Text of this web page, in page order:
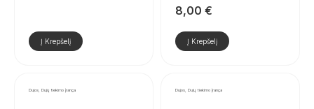
Į Krepšelį
8,00 €
Į Krepšelį
Dujos, Dujų tiekimo įranga Dujos, Dujų tiekimo įranga